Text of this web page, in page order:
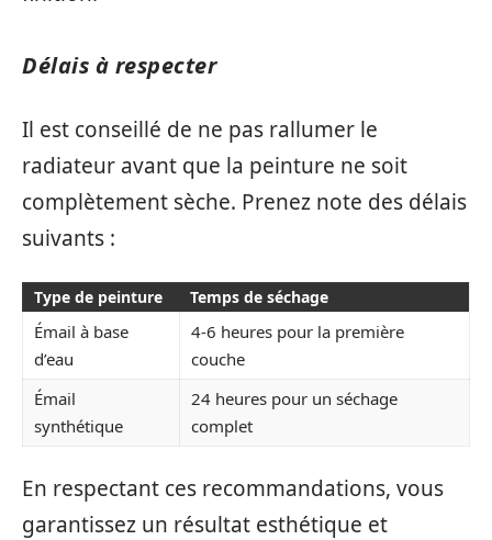
Délais à respecter
Il est conseillé de ne pas rallumer le
radiateur avant que la peinture ne soit
complètement sèche. Prenez note des délais
suivants :
Type de peinture Temps de séchage
Émail à base
d’eau
4-6 heures pour la première
couche
Émail
synthétique
24 heures pour un séchage
complet
En respectant ces recommandations, vous
garantissez un résultat esthétique et